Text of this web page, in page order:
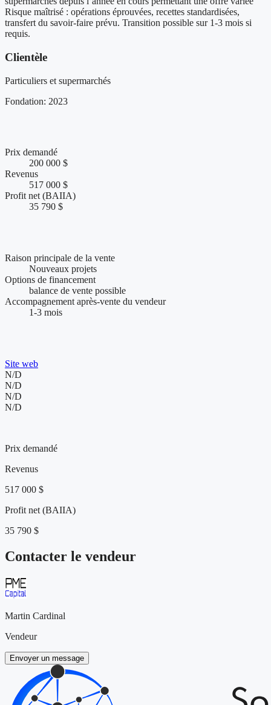
Risque maîtrisé : opérations éprouvées, recettes standardisées,
transfert du savoir-faire prévu. Transition possible sur 1-3 mois si
requis.
Clientèle
Particuliers et supermarchés
Fondation: 2023
Prix demandé
200 000 $
Revenus
517 000 $
Profit net (BAIIA)
35 790 $
Raison principale de la vente
Nouveaux projets
Options de financement
balance de vente possible
Accompagnement après-vente du vendeur
1-3 mois
Site web
N/D
N/D
N/D
N/D
Prix demandé
Revenus
517 000 $
Profit net (BAIIA)
35 790 $
Contacter le vendeur
Martin Cardinal
Vendeur
Envoyer un message